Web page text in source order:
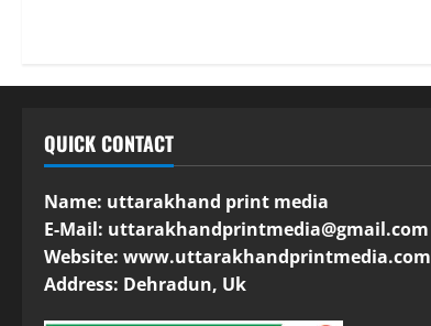
QUICK CONTACT
Name: uttarakhand print media
E-Mail: uttarakhandprintmedia@gmail.com
Website: www.uttarakhandprintmedia.com
Address: Dehradun, Uk